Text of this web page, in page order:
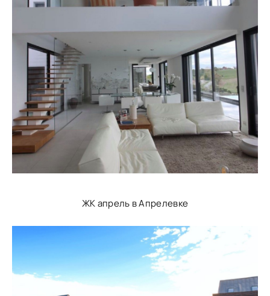
ЖК апрель в Апрелевке